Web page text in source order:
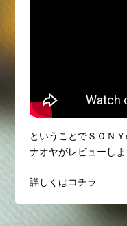
ということでＳＯＮ
ナオヤがレビューしま
詳しくはコチラ